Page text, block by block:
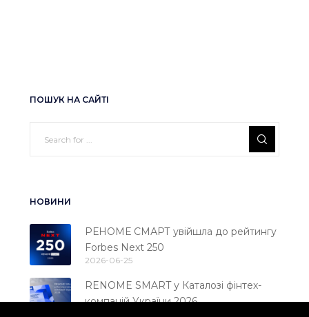
ПОШУК НА САЙТІ
НОВИНИ
РЕНОМЕ СМАРТ увійшла до рейтингу
Forbes Next 250
2026-06-25
RENOME SMART у Каталозі фінтех-
компаній України 2026